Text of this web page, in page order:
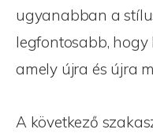
ugyanabban a
legfontosabb,
amely újra és újra
A következő